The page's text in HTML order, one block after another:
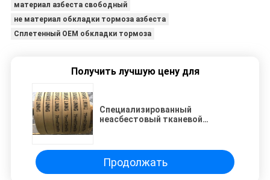
материал азбеста свободный
не материал обкладки тормоза азбеста
Сплетенный OEM обкладки тормоза
Получить лучшую цену для
Специализированный
неасбестовый тканевой
винтовки
Продолжать